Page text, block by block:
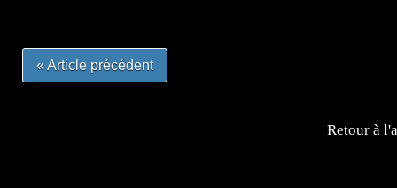
« Article précédent
Retour à